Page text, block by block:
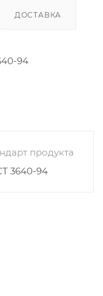
ДОСТАВКА
94
продукта
3640-94